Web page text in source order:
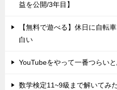
益を公開/3年目】
【無料で遊べる】休日に自転
白い
YouTubeをやって一番つらい
数学検定11~9級まで解いてみ